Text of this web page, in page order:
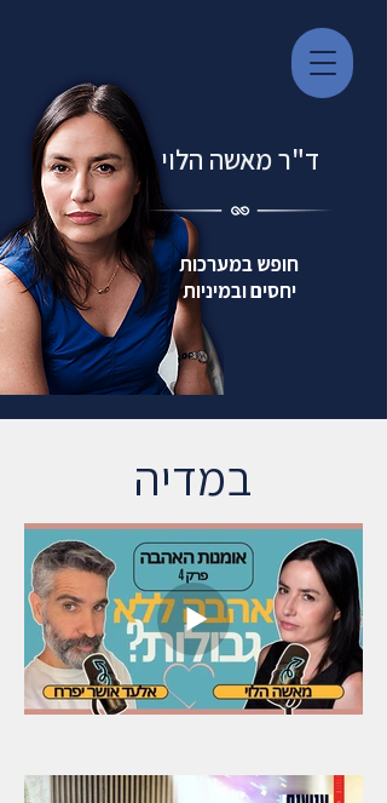
ד"ר מאשה הלוי
חופש במערכות
יחסים ובמיניות
במדיה